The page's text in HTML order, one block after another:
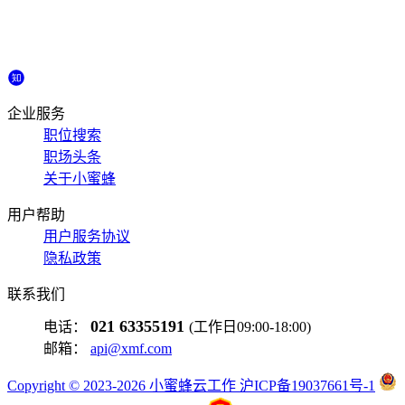
企业服务
职位搜索
职场头条
关于小蜜蜂
用户帮助
用户服务协议
隐私政策
联系我们
电话： 021 63355191 (工作日09:00-18:00)
邮箱： api@xmf.com
Copyright © 2023-2026 小蜜蜂云工作 沪ICP备19037661号-1